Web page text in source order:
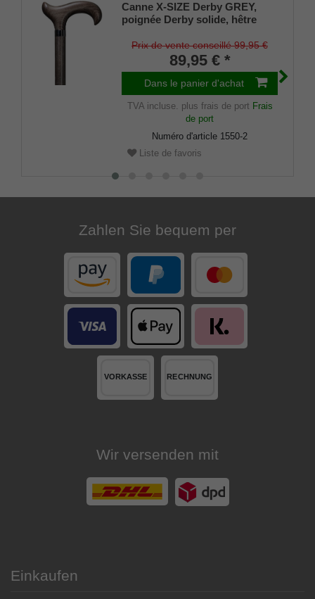
Canne X-SIZE Derby GREY,
poignée Derby solide, hêtre
noyau en acier, maintien extra
fort, avec amortisseur en
caoutchouc, 110 cm
Prix de vente conseillé 99,95 €
89,95 € *
Dans le panier d'achat
TVA incluse. plus frais de port Frais
de port
Numéro d'article 1550-2
Liste de favoris
Zahlen Sie bequem per
Wir versenden mit
Einkaufen